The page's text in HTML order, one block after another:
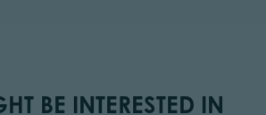
BE INTERESTED IN